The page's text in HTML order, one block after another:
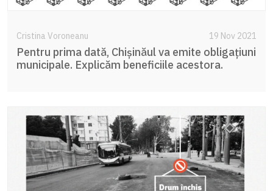
Cristina Voroneanu 19 Nov 2021
Pentru prima dată, Chișinăul va emite obligațiuni
municipale. Explicăm beneficiile acestora.